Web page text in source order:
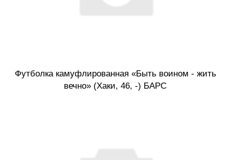
Футболка камуфлированная «Быть воином - жить
вечно» (Хаки, 46, -) БАРС